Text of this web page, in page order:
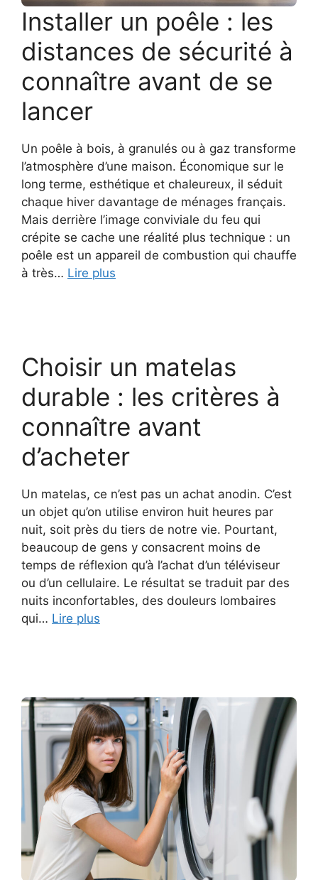
Installer un poêle : les
distances de sécurité à
connaître avant de se
lancer
Un poêle à bois, à granulés ou à gaz transforme
l’atmosphère d’une maison. Économique sur le
long terme, esthétique et chaleureux, il séduit
chaque hiver davantage de ménages français.
Mais derrière l’image conviviale du feu qui
crépite se cache une réalité plus technique : un
poêle est un appareil de combustion qui chauffe
à très… Lire plus
Choisir un matelas
durable : les critères à
connaître avant
d’acheter
Un matelas, ce n’est pas un achat anodin. C’est
un objet qu’on utilise environ huit heures par
nuit, soit près du tiers de notre vie. Pourtant,
beaucoup de gens y consacrent moins de
temps de réflexion qu’à l’achat d’un téléviseur
ou d’un cellulaire. Le résultat se traduit par des
nuits inconfortables, des douleurs lombaires
qui… Lire plus